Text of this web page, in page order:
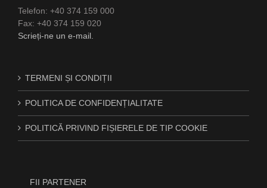
Telefon: +40 374 159 000
Fax: +40 374 159 020
Scrieți-ne un e-mail.
TERMENI ȘI CONDIȚII
POLITICA DE CONFIDENȚIALITATE
POLITICĂ PRIVIND FIȘIERELE DE TIP COOKIE
FII PARTENER